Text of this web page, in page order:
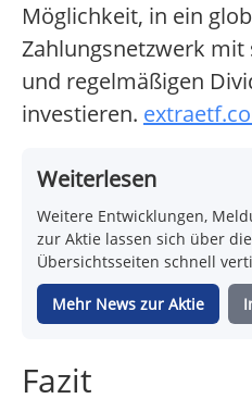
Möglichkeit, in ein
Zahlungsnetzwerk
und regelmäßigen
investieren.
Weiterlesen
Weitere Entwicklungen,
zur Aktie lassen sich über
Übersichtsseiten schnell
Mehr News zur Aktie
Fazit